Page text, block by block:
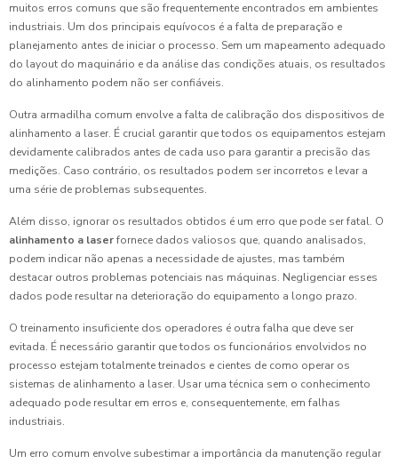
muitos erros comuns que são frequentemente encontrados em ambientes
industriais. Um dos principais equívocos é a falta de preparação e
planejamento antes de iniciar o processo. Sem um mapeamento adequado
do layout do maquinário e da análise das condições atuais, os resultados
do alinhamento podem não ser confiáveis.
Outra armadilha comum envolve a falta de calibração dos dispositivos de
alinhamento a laser. É crucial garantir que todos os equipamentos estejam
devidamente calibrados antes de cada uso para garantir a precisão das
medições. Caso contrário, os resultados podem ser incorretos e levar a
uma série de problemas subsequentes.
Além disso, ignorar os resultados obtidos é um erro que pode ser fatal. O
alinhamento a laserfornece dados valiosos que, quando analisados,
podem indicar não apenas a necessidade de ajustes, mas também
destacar outros problemas potenciais nas máquinas. Negligenciar esses
dados pode resultar na deterioração do equipamento a longo prazo.
O treinamento insuficiente dos operadores é outra falha que deve ser
evitada. É necessário garantir que todos os funcionários envolvidos no
processo estejam totalmente treinados e cientes de como operar os
sistemas de alinhamento a laser. Usar uma técnica sem o conhecimento
adequado pode resultar em erros e, consequentemente, em falhas
industriais.
Um erro comum envolve subestimar a importância da manutenção regular